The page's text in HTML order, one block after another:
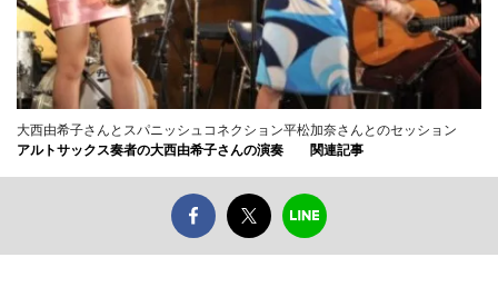
大西由希子さんとスパニッシュコネクション平松加奈さんとのセッション
アルトサックス奏者の大西由希子さんの演奏
関連記事